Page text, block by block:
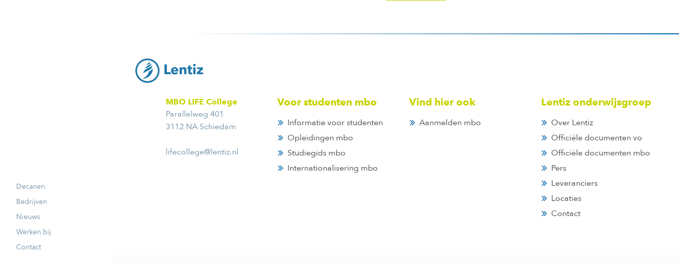
Decanen
Bedrijven
Nieuws
Werken bij
Contact
MBO LIFE College
Parallelweg 401
3112 NA Schiedam
lifecollege@lentiz.nl
Voor studenten mbo
Informatie voor studenten
Opleidingen mbo
Studiegids mbo
Internationalisering mbo
Vind hier ook
Aanmelden mbo
Lentiz onderwijsgroep
Over Lentiz
Officiële documenten vo
Officiële documenten mbo
Pers
Leveranciers
Locaties
Contact